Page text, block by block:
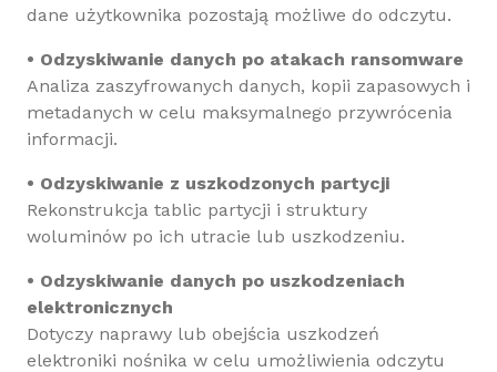
dane użytkownika pozostają możliwe do odczytu.
• Odzyskiwanie danych po atakach ransomware
Analiza zaszyfrowanych danych, kopii zapasowych i
metadanych w celu maksymalnego przywrócenia
informacji.
• Odzyskiwanie z uszkodzonych partycji
Rekonstrukcja tablic partycji i struktury
woluminów po ich utracie lub uszkodzeniu.
• Odzyskiwanie danych po uszkodzeniach
elektronicznych
Dotyczy naprawy lub obejścia uszkodzeń
elektroniki nośnika w celu umożliwienia odczytu